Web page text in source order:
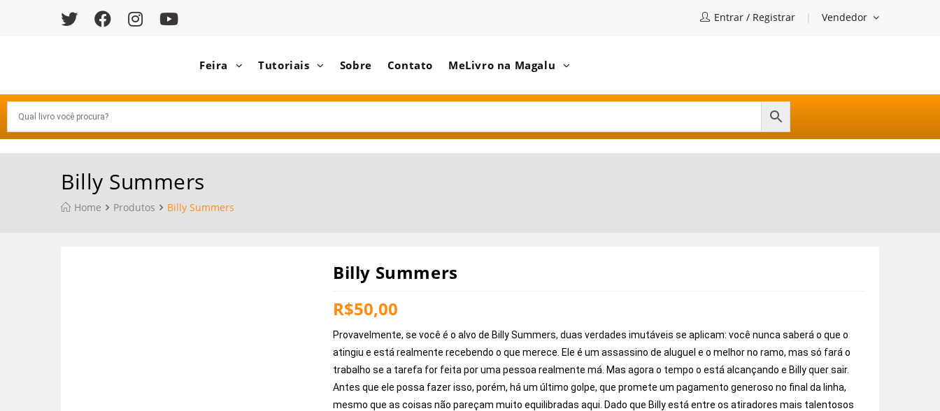
Entrar / Registrar Vendedor
Feira Tutoriais Sobre Contato MeLivro na Magalu
Billy Summers
Home Produtos Billy Summers
Billy Summers
R$50,00
Provavelmente, se você é o alvo de Billy Summers, duas verdades imutáveis ​​se aplicam: você nunca saberá o que o
atingiu e está realmente recebendo o que merece. Ele é um assassino de aluguel e o melhor no ramo, mas só fará o
trabalho se a tarefa for feita por uma pessoa realmente má. Mas agora o tempo o está alcançando e Billy quer sair.
Antes que ele possa fazer isso, porém, há um último golpe, que promete um pagamento generoso no final da linha,
mesmo que as coisas não pareçam muito equilibradas aqui. Dado que Billy está entre os atiradores mais talentosos